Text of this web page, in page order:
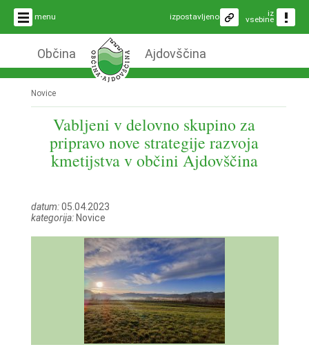
menu iz
vsebine
izpostavljeno
Občina Ajdovščina
Novice
Vabljeni v delovno skupino za
pripravo nove strategije razvoja
kmetijstva v občini Ajdovščina
datum:05.04.2023
kategorija:Novice